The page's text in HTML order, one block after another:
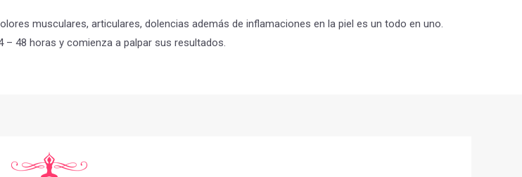
musculares, articulares, dolencias además de inflamaciones en la piel es un todo en uno.
– 48 horas y comienza a palpar sus resultados.